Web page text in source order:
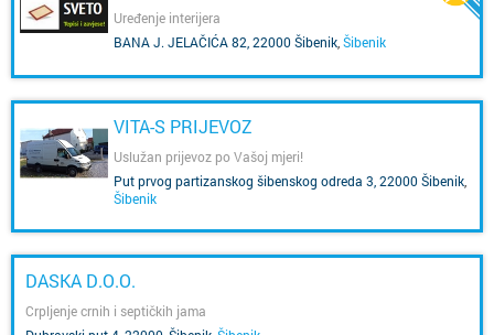
Uređenje interijera
BANA J. JELAČIĆA 82, 22000 Šibenik Šibenik
VITA-S PRIJEVOZ
Uslužan prijevoz po Vašoj mjeri!
Put prvog partizanskog šibenskog odreda 3, 22000 Šibenik
Šibenik
DASKA D.O.O.
Crpljenje crnih i septičkih jama